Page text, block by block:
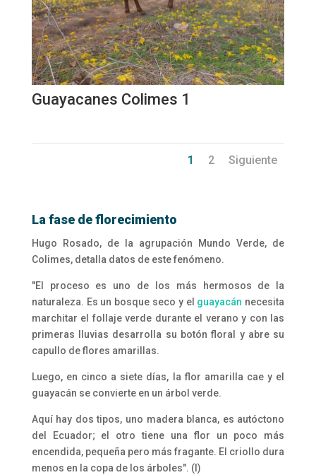
Guayacanes Colimes 1
1 2 Siguiente
La fase de florecimiento
Hugo Rosado, de la agrupación Mundo Verde, de
Colimes, detalla datos de este fenómeno.
"El proceso es uno de los más hermosos de la
naturaleza. Es un bosque seco y el guayacán necesita
marchitar el follaje verde durante el verano y con las
primeras lluvias desarrolla su botón floral y abre su
capullo de flores amarillas.
Luego, en cinco a siete días, la flor amarilla cae y el
guayacán se convierte en un árbol verde.
Aquí hay dos tipos, uno madera blanca, es autóctono
del Ecuador; el otro tiene una flor un poco más
encendida, pequeña pero más fragante. El criollo dura
menos en la copa de los árboles". (I)